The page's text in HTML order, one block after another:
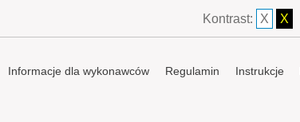
Kontrast: X X
Informacje dla wykonawców Regulamin Instrukcje